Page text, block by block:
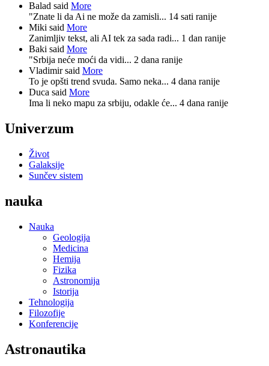
Balad said More
"Znate li da Ai ne može da zamisli... 14 sati ranije
Miki said More
Zanimljiv tekst, ali AI tek za sada radi... 1 dan ranije
Baki said More
"Srbija neće moći da vidi... 2 dana ranije
Vladimir said More
To je opšti trend svuda. Samo neka... 4 dana ranije
Duca said More
Ima li neko mapu za srbiju, odakle će... 4 dana ranije
Univerzum
Život
Galaksije
Sunčev sistem
nauka
Nauka
Geologija
Medicina
Hemija
Fizika
Astronomija
Istorija
Tehnologija
Filozofije
Konferencije
Astronautika